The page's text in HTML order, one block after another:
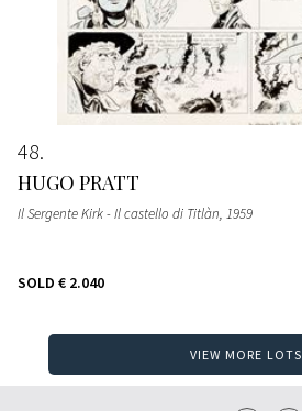
48
HUGO PRATT
Il Sergente Kirk - Il castello di Titlàn, 1959
SOLD € 2.040
VIEW MORE LOTS